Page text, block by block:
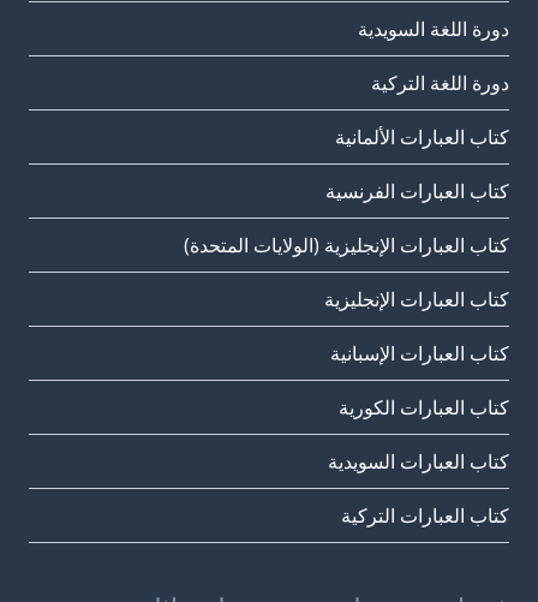
دورة اللغة السويدية
دورة اللغة التركية
كتاب العبارات الألمانية
كتاب العبارات الفرنسية
كتاب العبارات الإنجليزية (الولايات المتحدة)
كتاب العبارات الإنجليزية
كتاب العبارات الإسبانية
كتاب العبارات الكورية
كتاب العبارات السويدية
كتاب العبارات التركية